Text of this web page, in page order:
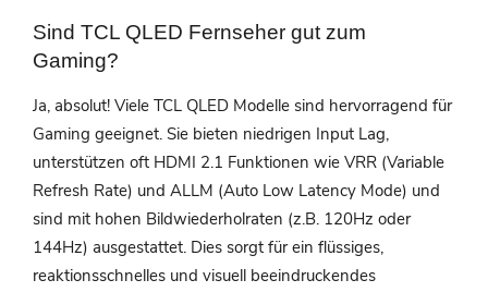
Sind TCL QLED Fernseher gut zum
Gaming?
Ja, absolut! Viele TCL QLED Modelle sind hervorragend für
Gaming geeignet. Sie bieten niedrigen Input Lag,
unterstützen oft HDMI 2.1 Funktionen wie VRR (Variable
Refresh Rate) und ALLM (Auto Low Latency Mode) und
sind mit hohen Bildwiederholraten (z.B. 120Hz oder
144Hz) ausgestattet. Dies sorgt für ein flüssiges,
reaktionsschnelles und visuell beeindruckendes